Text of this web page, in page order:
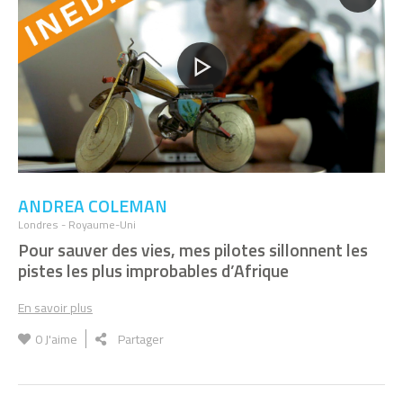
ANDREA COLEMAN
Londres - Royaume-Uni
Pour sauver des vies, mes pilotes sillonnent les
pistes les plus improbables d’Afrique
En savoir plus
0J'aime Partager